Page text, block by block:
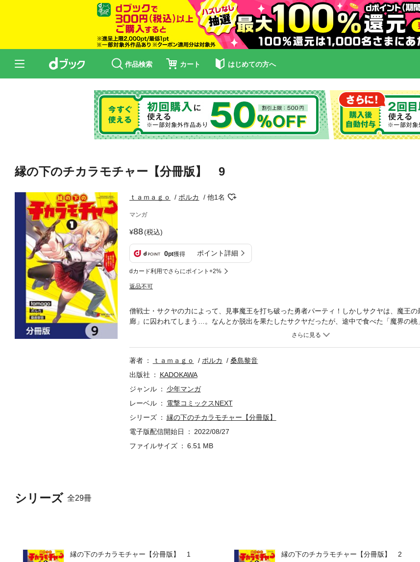
作品検索 カート はじめての方へ
縁の下のチカラモチャー【分冊版】 9
ｔａｍａｇｏ ポルカ 他1名
マンガ
88(税込)
0pt獲得 ポイント詳細
dカード利用でさらにポイント+2%
返品不可
シリーズ 全29冊
縁の下のチカラモチャー【分冊版】 1
縁の下のチカラモチャー【分冊版】 2
僧戦士・サクヤの力によって、見事魔王を打ち破った勇者パーティ！しかしサクヤは、魔王の
廊」に囚われてしまう…。なんとか脱出を果たしたサクヤだったが、途中で食べた「魔界の桃
が若返ってしまい…!?こうなったら、学園の生徒として「縁の下の力持ち（●チカラモチャー）
著者
ｔａｍａｇｏ ポルカ
桑島黎音
出版社
KADOKAWA
ジャンル
少年マンガ
レーベル
電撃コミックスNEXT
シリーズ
縁の下のチカラモチャー【分冊版】
電子版配信開始日
2022/08/27
ファイルサイズ
6.51 MB